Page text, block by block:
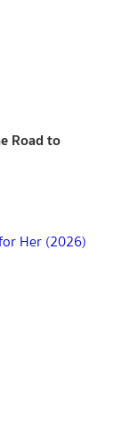
Road to